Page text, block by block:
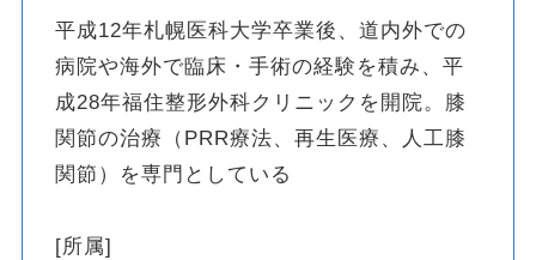
平成12年札幌医科大学卒業後、道内外での
病院や海外で臨床・手術の経験を積み、平
成28年福住整形外科クリニックを開院。膝
関節の治療（PRR療法、再生医療、人工膝
関節）を専門としている
[所属]